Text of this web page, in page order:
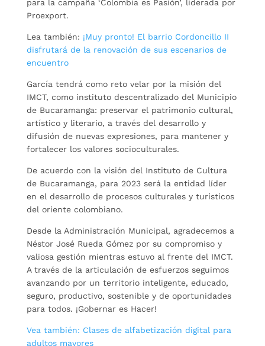
para la campaña ‘Colombia es Pasión’, liderada por
Proexport.
Lea también: ¡Muy pronto! El barrio Cordoncillo II
disfrutará de la renovación de sus escenarios de
encuentro
García tendrá como reto velar por la misión del
IMCT, como instituto descentralizado del Municipio
de Bucaramanga: preservar el patrimonio cultural,
artístico y literario, a través del desarrollo y
difusión de nuevas expresiones, para mantener y
fortalecer los valores socioculturales.
De acuerdo con la visión del Instituto de Cultura
de Bucaramanga, para 2023 será la entidad líder
en el desarrollo de procesos culturales y turísticos
del oriente colombiano.
Desde la Administración Municipal, agradecemos a
Néstor José Rueda Gómez por su compromiso y
valiosa gestión mientras estuvo al frente del IMCT.
A través de la articulación de esfuerzos seguimos
avanzando por un territorio inteligente, educado,
seguro, productivo, sostenible y de oportunidades
para todos. ¡Gobernar es Hacer!
Vea también: Clases de alfabetización digital para
adultos mayores